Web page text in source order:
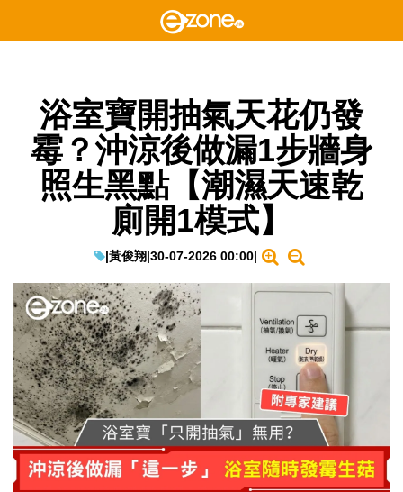
浴室寶開抽氣天花仍發
霉？沖涼後做漏1步牆身
照生黑點【潮濕天速乾
廁開1模式】
|黃俊翔|30-07-2026 00:00|